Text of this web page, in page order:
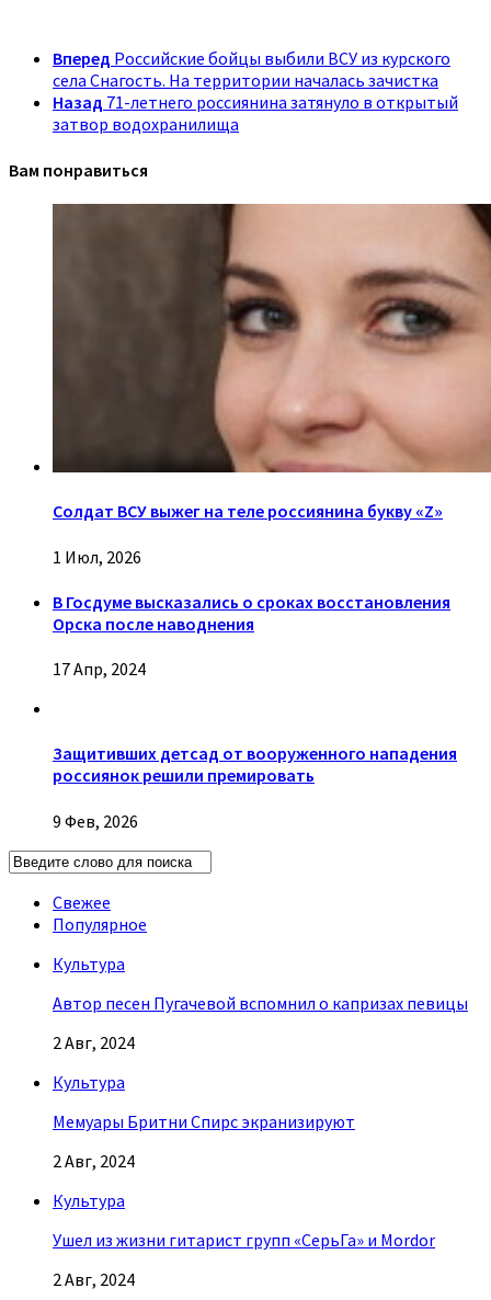
Вперед Российские бойцы выбили ВСУ из курского
села Снагость. На территории началась зачистка
Назад 71-летнего россиянина затянуло в открытый
затвор водохранилища
Вам понравиться
Солдат ВСУ выжег на теле россиянина букву «Z»
1 Июл, 2026
В Госдуме высказались о сроках восстановления
Орска после наводнения
17 Апр, 2024
Защитивших детсад от вооруженного нападения
россиянок решили премировать
9 Фев, 2026
Свежее
Популярное
Культура
Автор песен Пугачевой вспомнил о капризах певицы
2 Авг, 2024
Культура
Мемуары Бритни Спирс экранизируют
2 Авг, 2024
Культура
Ушел из жизни гитарист групп «СерьГа» и Mordor
2 Авг, 2024